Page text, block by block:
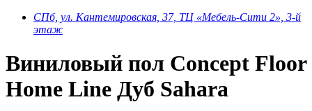
СПб, ул. Кантемировская, 37, ТЦ «Мебель-Сити 2», 3-й
этаж
Виниловый пол Concept Floor
Home Line Дуб Sahara